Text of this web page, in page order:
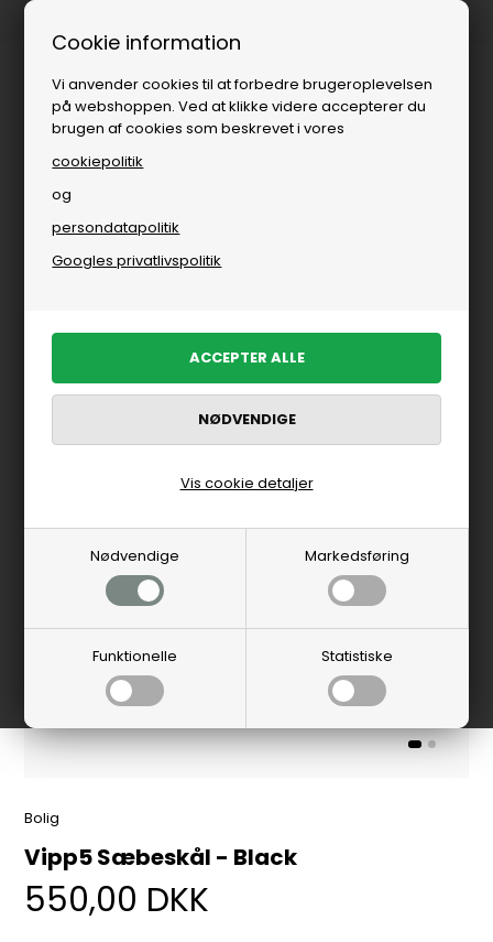
Cookie information
Vi anvender cookies til at forbedre brugeroplevelsen
på webshoppen. Ved at klikke videre accepterer du
brugen af cookies som beskrevet i vores
cookiepolitik
og
persondatapolitik
Googles privatlivspolitik
Nødvendige Markedsføring
Funktionelle Statistiske
Vis cookie detaljer
Bolig
Vipp5 Sæbeskål - Black
550,00 DKK